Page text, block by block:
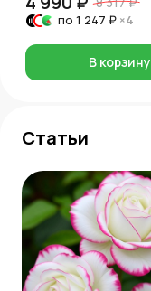
по 1 247 ₽ ×4
В корзину
Статьи